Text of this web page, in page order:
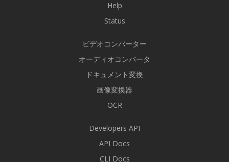
Help
Status
ビデオコンバーター
オーディオコンバータ
ドキュメント変換
画像変換器
OCR
Developers API
API Docs
CLI Docs